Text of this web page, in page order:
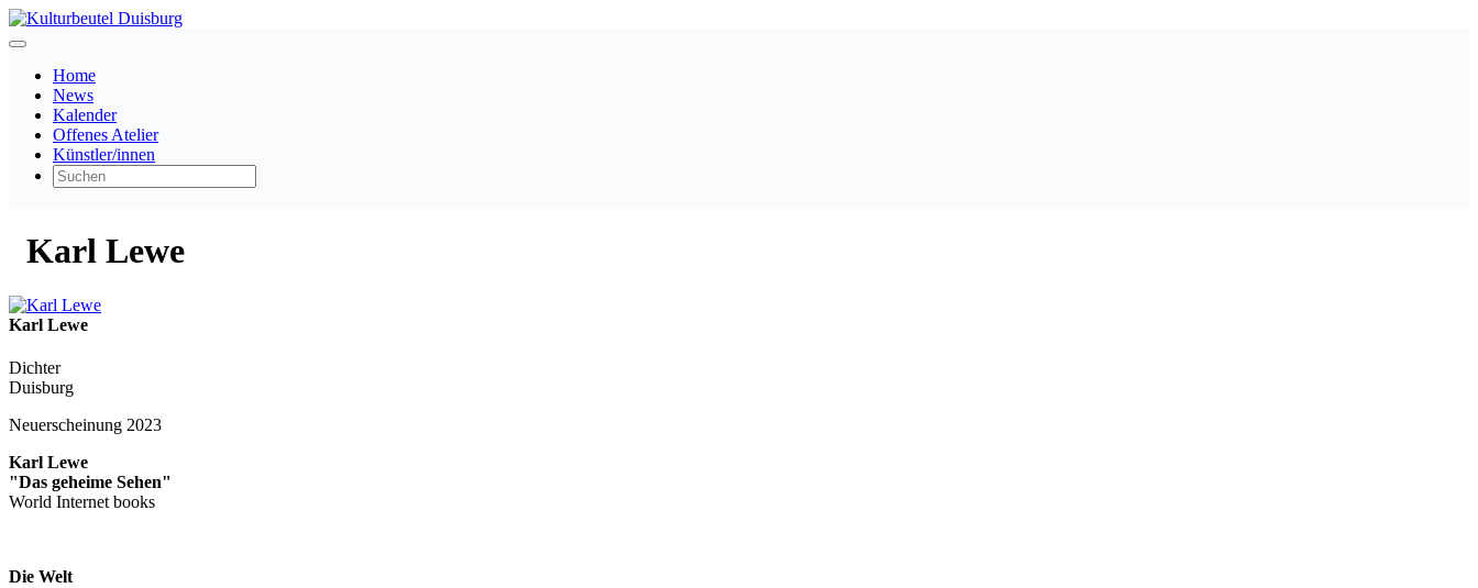
Home
News
Kalender
Offenes Atelier
Künstler/innen
Karl Lewe
Karl Lewe
Dichter
Duisburg
Neuerscheinung 2023
Karl Lewe
"Das geheime Sehen"
World Internet books
Die Welt